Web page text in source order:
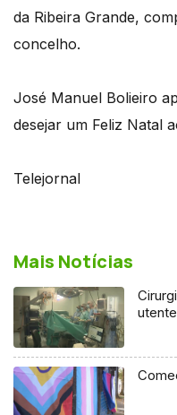
da Ribeira Grande,
concelho.
José Manuel Bolieiro
desejar um Feliz Natal
Telejornal
Mais Notícias